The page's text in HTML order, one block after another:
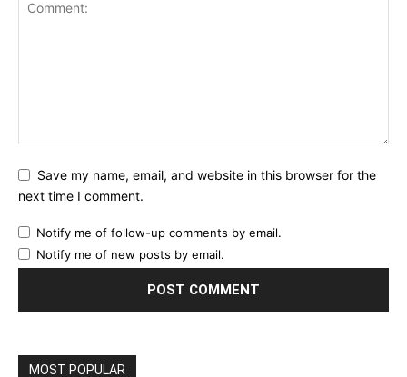
Save my name, email, and website in this browser for the
next time I comment.
Notify me of follow-up comments by email.
Notify me of new posts by email.
MOST POPULAR